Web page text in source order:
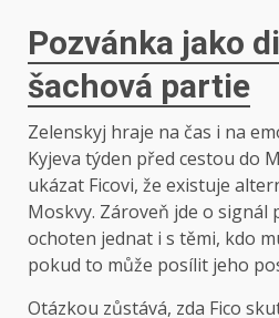
Pozvánka jako
šachová partie
Zelenskyj hraje na čas i na
Kyjeva týden před cestou do
ukázat Ficovi, že existuje
Moskvy. Zároveň jde o signál
ochoten jednat i s těmi, kdo
pokud to může posílit jeho
Otázkou zůstává, zda Fico